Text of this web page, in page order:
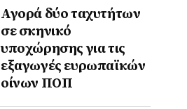
Αγορά δύο ταχυτήτων
σε σκηνικό
υποχώρησης για τις
εξαγωγές ευρωπαϊκών
οίνων ΠΟΠ